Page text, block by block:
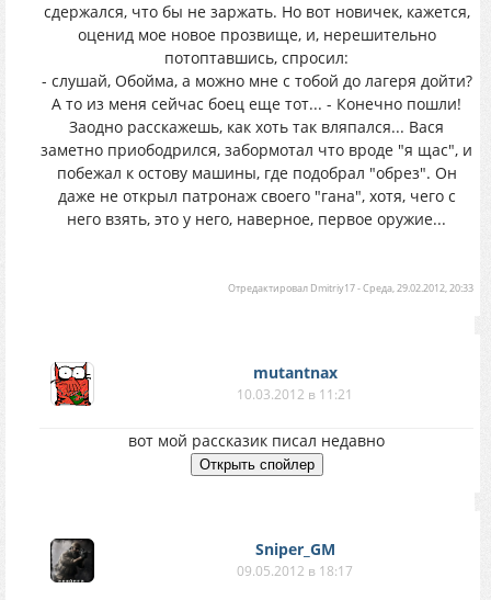
сдержался, что бы не заржать. Но вот новичек, кажется,
оценид мое новое прозвище, и, нерешительно
потоптавшись, спросил:
- слушай, Обойма, а можно мне с тобой до лагеря дойти?
А то из меня сейчас боец еще тот... - Конечно пошли!
Заодно расскажешь, как хоть так вляпался... Вася
заметно приободрился, забормотал что вроде "я щас", и
побежал к остову машины, где подобрал "обрез". Он
даже не открыл патронаж своего "гана", хотя, чего с
него взять, это у него, наверное, первое оружие...
Отредактировал Dmitriy17-Среда, 29.02.2012, 20:33
mutantnax
10.03.2012 в 11:21
вот мой рассказик писал недавно
Sniper_GM
09.05.2012 в 18:17